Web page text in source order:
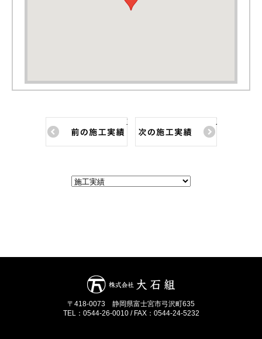
前の施工実績
〒418-0073 静岡県富士宮市弓沢町635
TEL：0544-26-0010 / FAX：0544-24-5232